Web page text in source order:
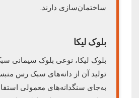
ساختمان‌سازی دارند.
بلوک لیکا
بلوک لیکا، نوعی بلوک سیمانی
به‌جای سنگدانه‌های معمولی